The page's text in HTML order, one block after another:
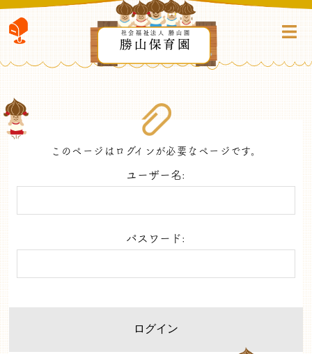
社会福祉法人 勝山園
勝山保育園
このページはログインが必要なページです。
ユーザー名:
パスワード: